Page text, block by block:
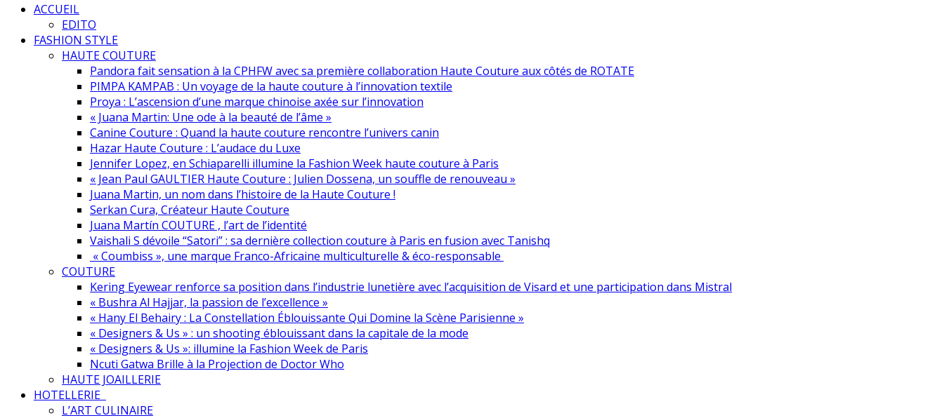
ACCUEIL
EDITO
FASHION STYLE
HAUTE COUTURE
Pandora fait sensation à la CPHFW avec sa première collaboration Haute Couture aux côtés de ROTATE
PIMPA KAMPAB : Un voyage de la haute couture à l’innovation textile
Proya : L’ascension d’une marque chinoise axée sur l’innovation
« Juana Martin: Une ode à la beauté de l’âme »
Canine Couture : Quand la haute couture rencontre l’univers canin
Hazar Haute Couture : L’audace du Luxe
Jennifer Lopez, en Schiaparelli illumine la Fashion Week haute couture à Paris
« Jean Paul GAULTIER Haute Couture : Julien Dossena, un souffle de renouveau »
Juana Martin, un nom dans l’histoire de la Haute Couture !
Serkan Cura, Créateur Haute Couture
Juana Martín COUTURE , l’art de l’identité
Vaishali S dévoile “Satori” : sa dernière collection couture à Paris en fusion avec Tanishq
« Coumbiss », une marque Franco-Africaine multiculturelle & éco-responsable
COUTURE
Kering Eyewear renforce sa position dans l’industrie lunetière avec l’acquisition de Visard et une participation dans Mistral
« Bushra Al Hajjar, la passion de l’excellence »
« Hany El Behairy : La Constellation Éblouissante Qui Domine la Scène Parisienne »
« Designers & Us » : un shooting éblouissant dans la capitale de la mode
« Designers & Us »: illumine la Fashion Week de Paris
Ncuti Gatwa Brille à la Projection de Doctor Who
HAUTE JOAILLERIE
HOTELLERIE
L’ART CULINAIRE